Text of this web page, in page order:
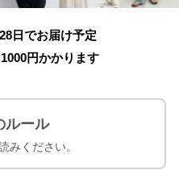
日でお届け予定
1000円かかります
ルール
みください。